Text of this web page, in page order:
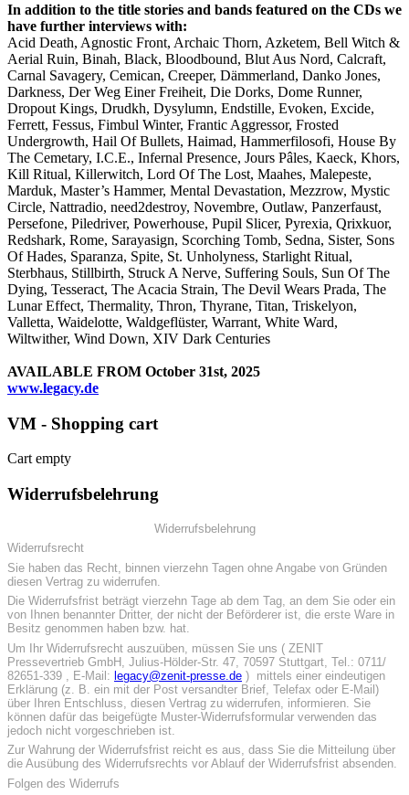
In addition to the title stories and bands featured on the CDs we
have further interviews with:
Acid Death, Agnostic Front, Archaic Thorn, Azketem, Bell Witch &
Aerial Ruin, Binah, Black, Bloodbound, Blut Aus Nord, Calcraft,
Carnal Savagery, Cemican, Creeper, Dämmerland, Danko Jones,
Darkness, Der Weg Einer Freiheit, Die Dorks, Dome Runner,
Dropout Kings, Drudkh, Dysylumn, Endstille, Evoken, Excide,
Ferrett, Fessus, Fimbul Winter, Frantic Aggressor, Frosted
Undergrowth, Hail Of Bullets, Haimad, Hammerfilosofi, House By
The Cemetary, I.C.E., Infernal Presence, Jours Pâles, Kaeck, Khors,
Kill Ritual, Killerwitch, Lord Of The Lost, Maahes, Malepeste,
Marduk, Master’s Hammer, Mental Devastation, Mezzrow, Mystic
Circle, Nattradio, need2destroy, Novembre, Outlaw, Panzerfaust,
Persefone, Piledriver, Powerhouse, Pupil Slicer, Pyrexia, Qrixkuor,
Redshark, Rome, Sarayasign, Scorching Tomb, Sedna, Sister, Sons
Of Hades, Sparanza, Spite, St. Unholyness, Starlight Ritual,
Sterbhaus, Stillbirth, Struck A Nerve, Suffering Souls, Sun Of The
Dying, Tesseract, The Acacia Strain, The Devil Wears Prada, The
Lunar Effect, Thermality, Thron, Thyrane, Titan, Triskelyon,
Valletta, Waidelotte, Waldgeflüster, Warrant, White Ward,
Wiltwither, Wind Down, XIV Dark Centuries
AVAILABLE FROM October 31st, 2025
www.legacy.de
VM - Shopping cart
Cart empty
Widerrufsbelehrung
Widerrufsbelehrung
Widerrufsrecht
Sie haben das Recht, binnen vierzehn Tagen ohne Angabe von Gründen
diesen Vertrag zu widerrufen.
Die Widerrufsfrist beträgt vierzehn Tage ab dem Tag, an dem Sie oder ein
von Ihnen benannter Dritter, der nicht der Beförderer ist, die erste Ware in
Besitz genommen haben bzw. hat.
Um Ihr Widerrufsrecht auszuüben, müssen Sie uns ( ZENIT
Pressevertrieb GmbH, Julius-Hölder-Str. 47, 70597 Stuttgart, Tel.: 0711/
82651-339 , E-Mail: legacy@zenit-presse.de ) mittels einer eindeutigen
Erklärung (z. B. ein mit der Post versandter Brief, Telefax oder E-Mail)
über Ihren Entschluss, diesen Vertrag zu widerrufen, informieren. Sie
können dafür das beigefügte Muster-Widerrufsformular verwenden das
jedoch nicht vorgeschrieben ist.
Zur Wahrung der Widerrufsfrist reicht es aus, dass Sie die Mitteilung über
die Ausübung des Widerrufsrechts vor Ablauf der Widerrufsfrist absenden.
Folgen des Widerrufs